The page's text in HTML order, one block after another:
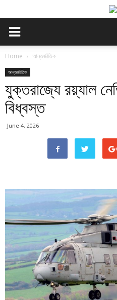
Home আন্তর্জাতিক
আন্তর্জাতিক
যুক্তরাজ্যে রয়্যাল
বিধ্বস্ত
June 4, 2026